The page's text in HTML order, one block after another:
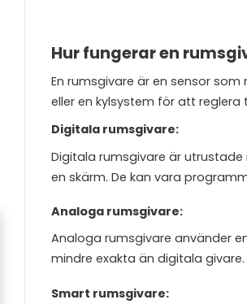
Hur fungerar en
En rumsgivare är en sensor
eller en kylsystem för att
Digitala rumsgivare:
Digitala rumsgivare är
en skärm. De kan vara
Analoga rumsgivare:
Analoga rumsgivare använder
mindre exakta än digitala givare.
Smart rumsgivare: